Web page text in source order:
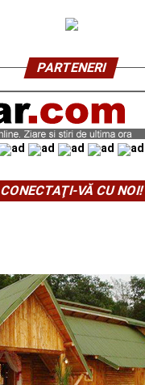
PARTENERI
CONECTAŢI-VĂ CU NOI!